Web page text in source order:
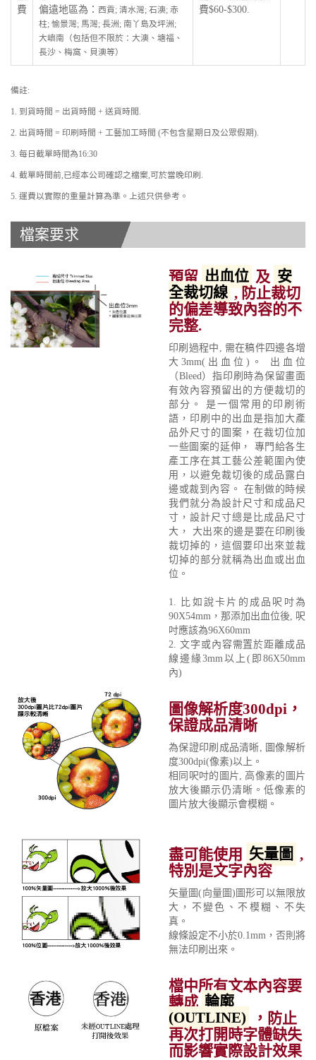
費
偏遠地區為： 西貢; 清水灣; 石澳; 赤
柱; 愉景灣; 馬灣; 長洲; 南丫島及坪洲;
大嶼南（包括但不限於：大澳、塘福、
長沙、梅窩、貝澳等）
費$60-$300.
備註:
1. 到貨時間 = 出貨時間 + 送貨時間.
2. 出貨時間 = 印刷時間 + 工藝加工時間 (不包含星期日及公眾假期).
3. 每日截單時間為16:30
4. 截單時間前,已經本公司確認之檔案,可於當晚印刷.
5. 運費以實際的重量計算為準。上述只供參考。
檔案要求
預留 出血位 及 安
全裁切線, 防止裁切
的偏差導致內容的不
完整.
印刷過程中, 需在稿件四邊各增
大3mm(出血位)。 出血位
（Bleed）指印刷時為保留畫面
有效內容預留出的方便裁切的
部分。 是一個常用的印刷術
語，印刷中的出血是指加大產
品外尺寸的圖案，在裁切位加
一些圖案的延伸， 專門給各生
產工序在其工藝公差範圍內使
用，以避免裁切後的成品露白
邊或裁到內容。 在制做的時候
我們就分為設計尺寸和成品尺
寸，設計尺寸總是比成品尺寸
大， 大出來的邊是要在印刷後
裁切掉的，這個要印出來並裁
切掉的部分就稱為出血或出血
位。
1. 比如說卡片的成品呎吋為
90X54mm，那添加出血位後, 呎
吋應該為96X60mm
2. 文字或內容需置於距離成品
線邊緣3mm以上(即86X50mm
內)
圖像解析度300dpi，
保證成品清晰
為保證印刷成品清晰, 圖像解析
度300dpi(像素)以上。
相同呎吋的圖片, 高像素的圖片
放大後顯示仍清晰。低像素的
圖片放大後顯示會模糊。
盡可能使用 矢量圖 ,
特別是文字內容
矢量圖(向量圖)圖形可以無限放
大，不變色、不模糊、不失
真。
線條設定不小於0.1mm，否則將
無法印刷出來。
檔中所有文本內容要
轉成 輪廓
(OUTLINE)
，防止
再次打開時字體缺失
而影響實際設計效果